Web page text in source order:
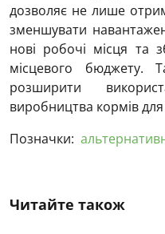
дозволяє не лише
зменшувати
нові робочі місця та
місцевого бюджету.
розширити
виробництва кормів
Позначки:
Читайте також